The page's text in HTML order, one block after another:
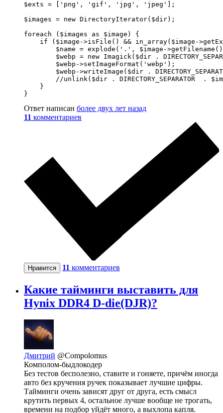
$exts = ['png', 'gif', 'jpg', 'jpeg'];
$images = new DirectoryIterator($dir);
foreach ($images as $image) {
if ($image->isFile() && in_array($image-
$name = explode('.', $image-
$webp = new Imagick($dir .
        $webp->setImageFormat('webp');
$webp->writeImage($dir .
//unlink($dir . DIRECTORY_SEPARATOR  .
    }
}
Ответ написан более двух лет назад
11 комментариев
Нравится 11 комментариев
Какие тайминги выставить для
Hynix DDR4 D-die(DJR)?
Дмитрий @Compolomus
Комполом-быдлокодер
Без тестов бесполезно, ставите и гоняете, причём иногда
авто без кручения ручек показывает лучшие цифры.
Тайминги очень зависят друг от друга, есть смысл
крутить первых 4, остальное лучше вообще не трогать,
времени на подбор уйдёт много, а выхлопа капля.